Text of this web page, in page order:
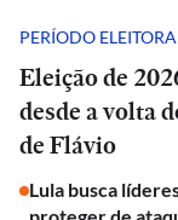
PERÍODO
Eleição de
desde a volta
de Flávio
Lula busca